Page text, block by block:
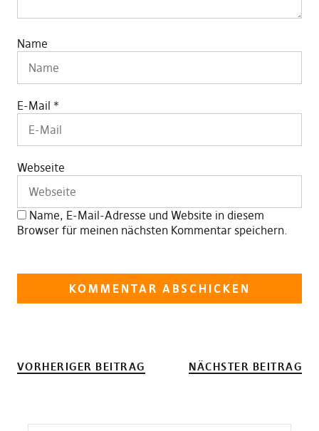
Name
E-Mail *
Webseite
Name, E-Mail-Adresse und Website in diesem
Browser für meinen nächsten Kommentar speichern.
VORHERIGER BEITRAG NÄCHSTER BEITRAG